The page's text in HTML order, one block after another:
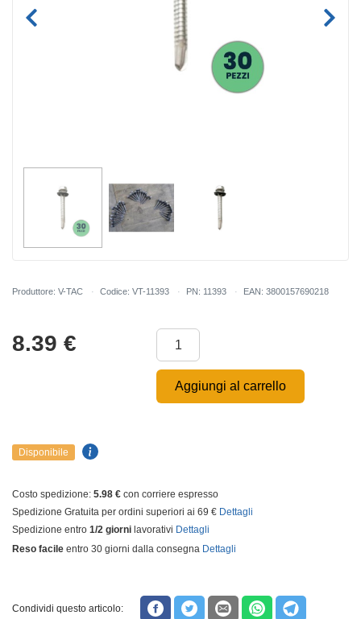
Produttore: V-TAC Codice: VT-11393 PN: 11393 EAN: 3800157690218
8.39 €
Aggiungi al carrello
Disponibile
Costo spedizione: 5.98 € con corriere espresso
Spedizione Gratuita per ordini superiori ai 69 € Dettagli
Spedizione entro 1/2 giorni lavorativi Dettagli
Reso facile entro 30 giorni dalla consegna Dettagli
Condividi questo articolo: